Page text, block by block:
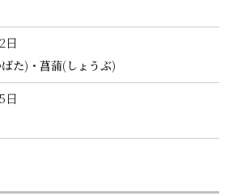
日
た)・菖蒲(しょうぶ)
日